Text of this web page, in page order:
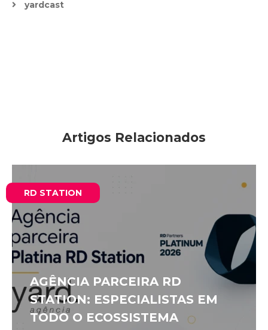
yardcast
Artigos Relacionados
RD STATION
AGÊNCIA PARCEIRA RD
STATION: ESPECIALISTAS EM
TODO O ECOSSISTEMA